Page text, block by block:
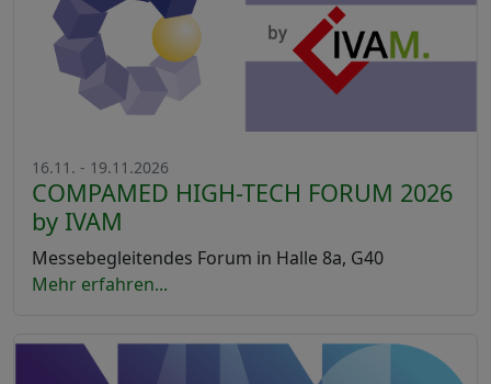
16.11. - 19.11.2026
COMPAMED HIGH-TECH FORUM 2026
by IVAM
Messebegleitendes Forum in Halle 8a, G40
Mehr erfahren...